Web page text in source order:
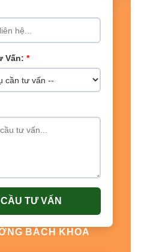
Vấn: *
TƯ VẤN
BÁCH KHOA